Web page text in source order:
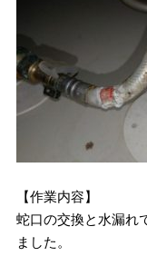
【作業内容】
蛇口の交換と水漏れ
ました。